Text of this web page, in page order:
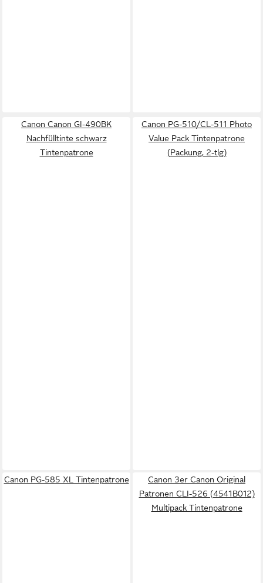
Canon Canon GI-490BK
Nachfülltinte schwarz
Tintenpatrone
Canon PG-510/CL-511 Photo
Value Pack Tintenpatrone
(Packung, 2-tlg)
Canon PG-585 XL Tintenpatrone
Canon 3er Canon Original
Patronen CLI-526 (4541B012)
Multipack Tintenpatrone